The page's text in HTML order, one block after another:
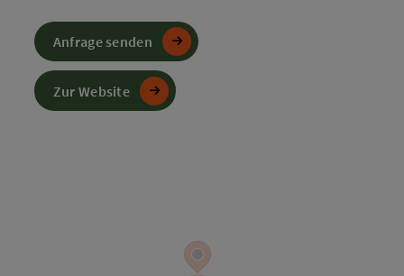
Anfrage senden
Zur Website